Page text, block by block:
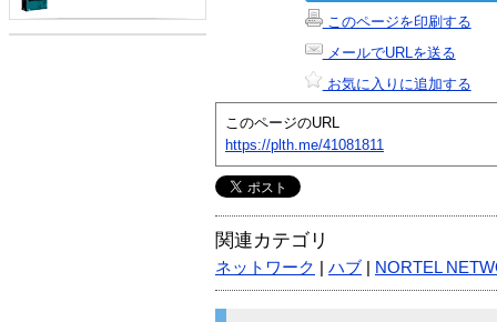
このページを印刷する
メールでURLを送る
お気に入りに追加する
このページのURL
https://plth.me/41081811
関連カテゴリ
ネットワーク ハブ NORTEL